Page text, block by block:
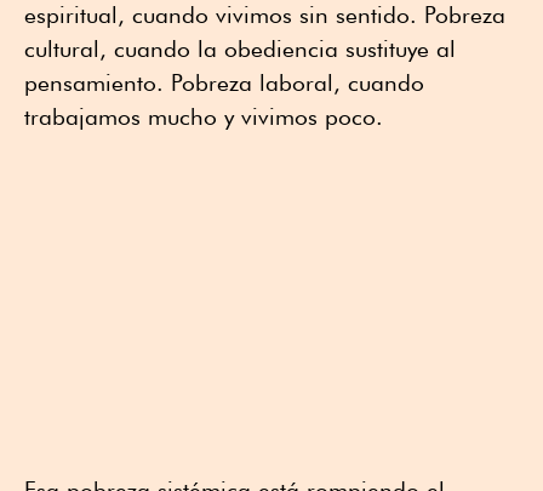
espiritual, cuando vivimos sin sentido. Pobreza
cultural, cuando la obediencia sustituye al
pensamiento. Pobreza laboral, cuando
trabajamos mucho y vivimos poco.